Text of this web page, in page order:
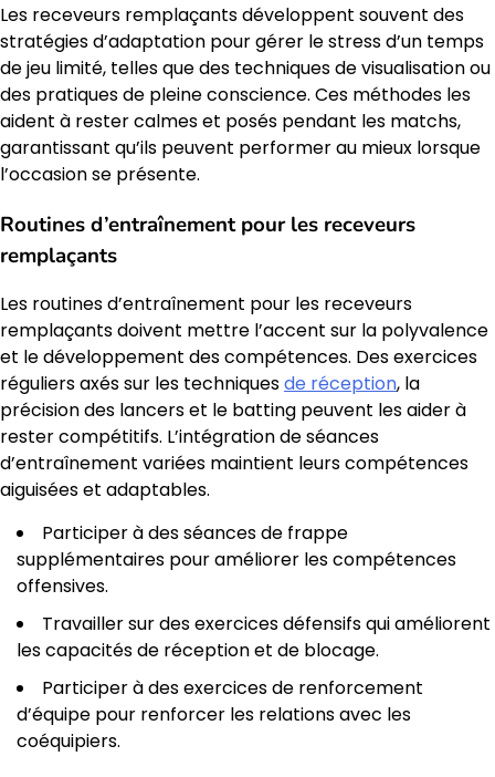
Les receveurs remplaçants développent souvent des
stratégies d’adaptation pour gérer le stress d’un temps
de jeu limité, telles que des techniques de visualisation ou
des pratiques de pleine conscience. Ces méthodes les
aident à rester calmes et posés pendant les matchs,
garantissant qu’ils peuvent performer au mieux lorsque
l’occasion se présente.
Routines d’entraînement pour les receveurs
remplaçants
Les routines d’entraînement pour les receveurs
remplaçants doivent mettre l’accent sur la polyvalence
et le développement des compétences. Des exercices
réguliers axés sur les techniquesde réception, la
précision des lancers et le batting peuvent les aider à
rester compétitifs. L’intégration de séances
d’entraînement variées maintient leurs compétences
aiguisées et adaptables.
Participer à des séances de frappe
supplémentaires pour améliorer les compétences
offensives.
Travailler sur des exercices défensifs qui améliorent
les capacités de réception et de blocage.
Participer à des exercices de renforcement
d’équipe pour renforcer les relations avec les
coéquipiers.